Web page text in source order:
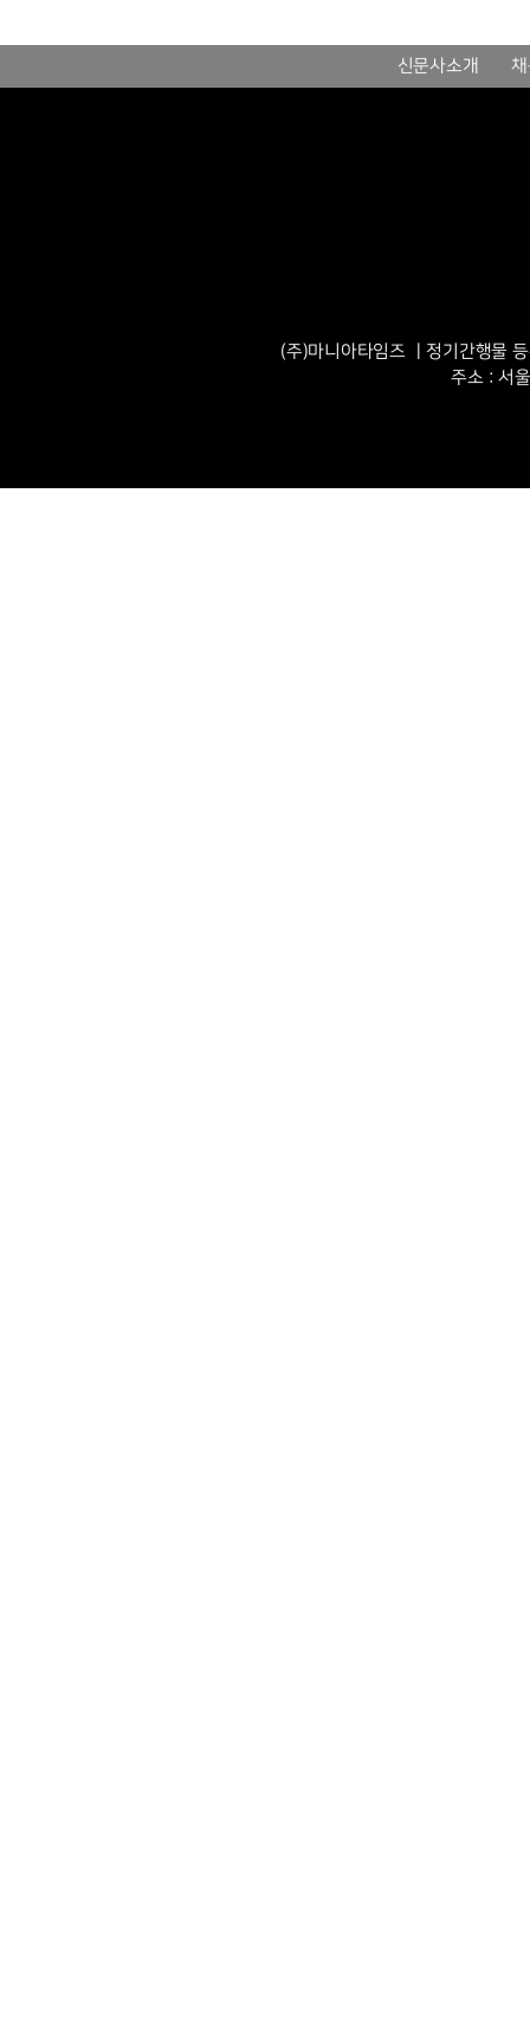
신문사소개
(주)마니아타임즈 ㅣ정기간행물
주소 : 서